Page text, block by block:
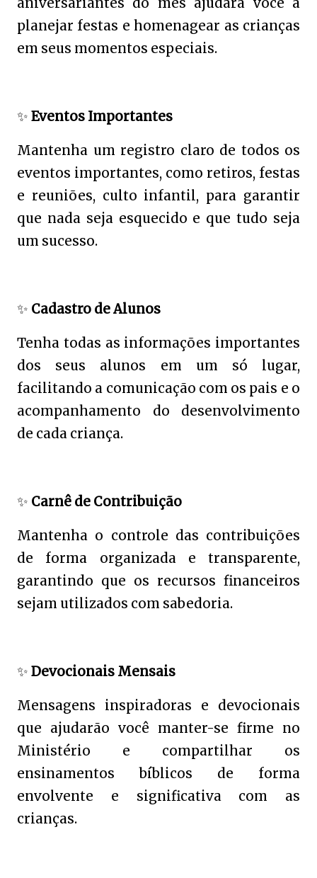
planejar festas e homenagear as crianças
em seus momentos especiais.
✨ Eventos Importantes
Mantenha um registro claro de todos os
eventos importantes, como retiros, festas
e reuniões, culto infantil, para garantir
que nada seja esquecido e que tudo seja
um sucesso.
✨ Cadastro de Alunos
Tenha todas as informações importantes
dos seus alunos em um só lugar,
facilitando a comunicação com os pais e o
acompanhamento do desenvolvimento
de cada criança.
✨ Carnê de Contribuição
Mantenha o controle das contribuições
de forma organizada e transparente,
garantindo que os recursos financeiros
sejam utilizados com sabedoria.
✨ Devocionais Mensais
Mensagens inspiradoras e devocionais
que ajudarão você manter-se firme no
Ministério e compartilhar os
ensinamentos bíblicos de forma
envolvente e significativa com as
crianças.